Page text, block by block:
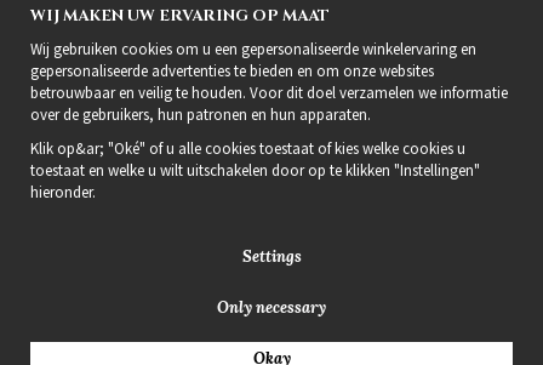
Meld je aan voor de
nieuwsbrief!
2021 Delightful Hair
WIJ MAKEN UW ERVARING OP MAAT
Wij gebruiken cookies om u een gepersonaliseerde winkelervaring en
gepersonaliseerde advertenties te bieden en om onze websites
betrouwbaar en veilig te houden. Voor dit doel verzamelen we informatie
over de gebruikers, hun patronen en hun apparaten.
Klik op&ar; "Oké" of u alle cookies toestaat of kies welke cookies u
toestaat en welke u wilt uitschakelen door op te klikken "Instellingen"
hieronder.
Settings
Only necessary
Okay